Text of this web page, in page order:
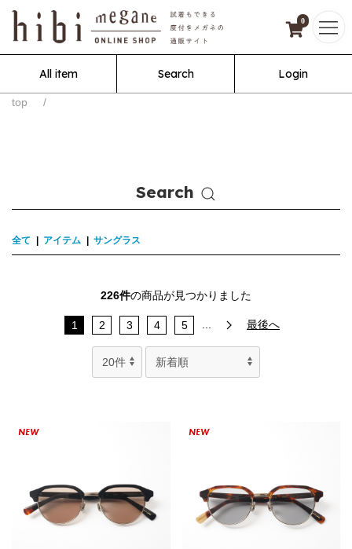
0
All item Search Login
top
Search
全て アイテム サングラス
226件の商品が見つかりました
1 2 3 4 5 最後へ
NEW NEW